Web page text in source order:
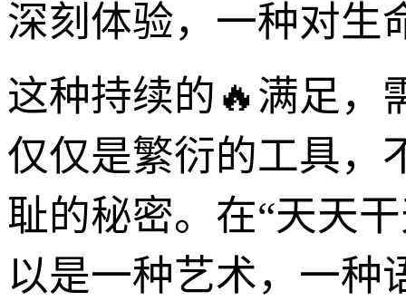
深刻体验，一种对生
这种持续的🔥满足，
仅仅是繁衍的工具，
耻的秘密。在“天天
以是一种艺术，一种